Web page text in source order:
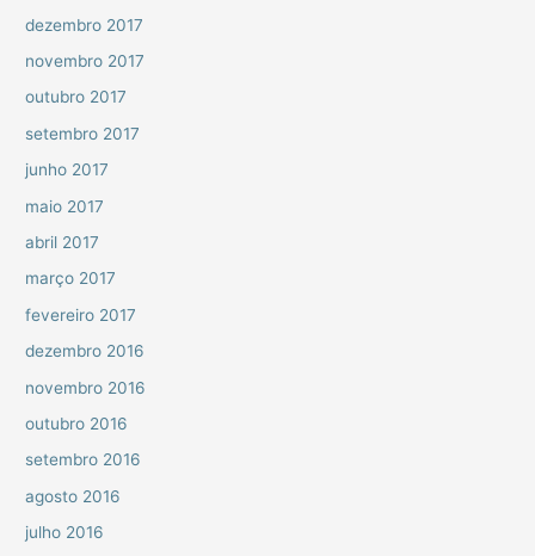
dezembro 2017
novembro 2017
outubro 2017
setembro 2017
junho 2017
maio 2017
abril 2017
março 2017
fevereiro 2017
dezembro 2016
novembro 2016
outubro 2016
setembro 2016
agosto 2016
julho 2016